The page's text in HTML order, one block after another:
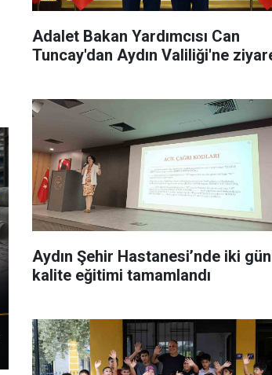
Adalet Bakan Yardımcısı Can
Tuncay'dan Aydın Valiliği'ne
Aydın Şehir Hastanesi’nde iki
kalite eğitimi tamamlandı